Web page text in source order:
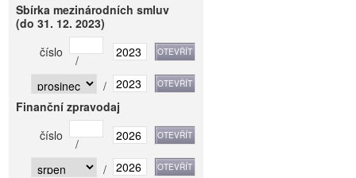
Sbírka mezinárodních smluv
(do 31. 12. 2023)
číslo
/
/
Finanční zpravodaj
číslo
/
/